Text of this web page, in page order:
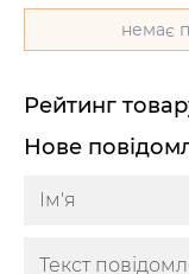
немає
Рейтинг
Нове